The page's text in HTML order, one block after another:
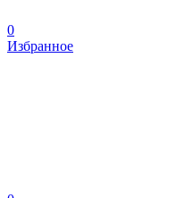
0
Избранное